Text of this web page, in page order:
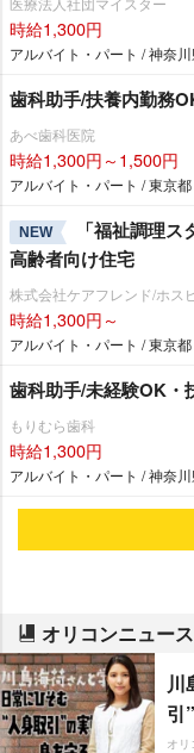
時給1,300円
アルバイト・パート / 神奈川
歯科助手/扶養内勤務
あべ歯科医院
時給1,300円～1,500円
アルバイト・パート / 東京都
NEW
「福祉調理
高齢者向け住宅
株式会社ケアフレンド/ホス
時給1,300円～
アルバイト・パート / 東京都
歯科助手/未経験OK・
もりむら歯科
時給1,300円
アルバイト・パート / 神奈川
オリコンニュー
川
引
オリ